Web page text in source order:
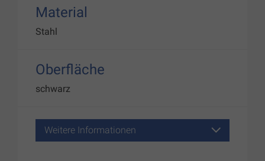
Material
Stahl
Oberfläche
schwarz
Weitere Informationen